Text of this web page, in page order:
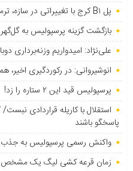
پل B۱ کرج با تغییراتی در سازه، ترمیم می‌شود
بازگشت گزینه پرسپولیس به ‌گل‌گهر
علی‌نژاد: امیدواریم وزنه‌برداری
انوشیروانی: در رکوردگیری اخیر،
پرسپولیس قید این ۲ ستاره را زد!
استقلال با کاریله قراردادی
پاسخگو باشند
واکنش رسمی پرسپولیس به
زمان قرعه کشی لیگ یک